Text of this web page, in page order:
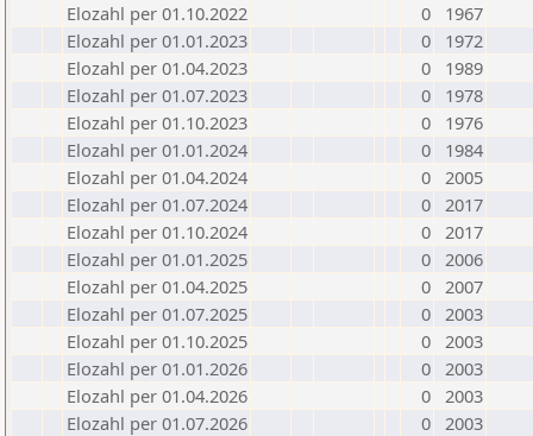
Elozahl per 01.10.2022
0
1967
Elozahl per 01.01.2023
0
1972
Elozahl per 01.04.2023
0
1989
Elozahl per 01.07.2023
0
1978
Elozahl per 01.10.2023
0
1976
Elozahl per 01.01.2024
0
1984
Elozahl per 01.04.2024
0 2005
Elozahl per 01.07.2024
0 2017
Elozahl per 01.10.2024
0 2017
Elozahl per 01.01.2025
0 2006
Elozahl per 01.04.2025
0 2007
Elozahl per 01.07.2025
0 2003
Elozahl per 01.10.2025
0 2003
Elozahl per 01.01.2026
0 2003
Elozahl per 01.04.2026
0 2003
Elozahl per 01.07.2026
0 2003